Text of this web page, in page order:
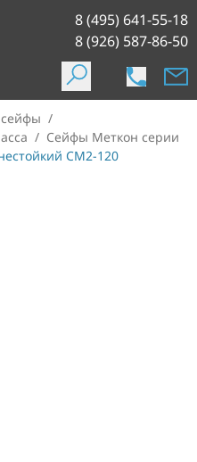
8 (495) 641-55-18
8 (926) 587-86-50
сейфы /
/ Сейфы Меткон серии
СМ2-120